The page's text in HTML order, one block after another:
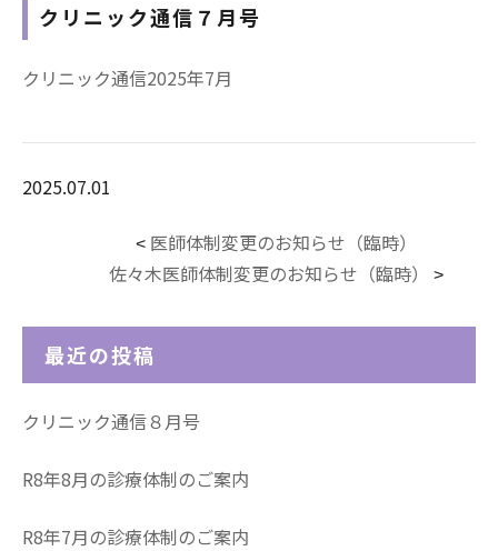
クリニック通信７月号
クリニック通信2025年7月
2025.07.01
< 医師体制変更のお知らせ（臨時）
佐々木医師体制変更のお知らせ（臨時）
>
最近の投稿
クリニック通信８月号
R8年8月の診療体制のご案内
R8年7月の診療体制のご案内